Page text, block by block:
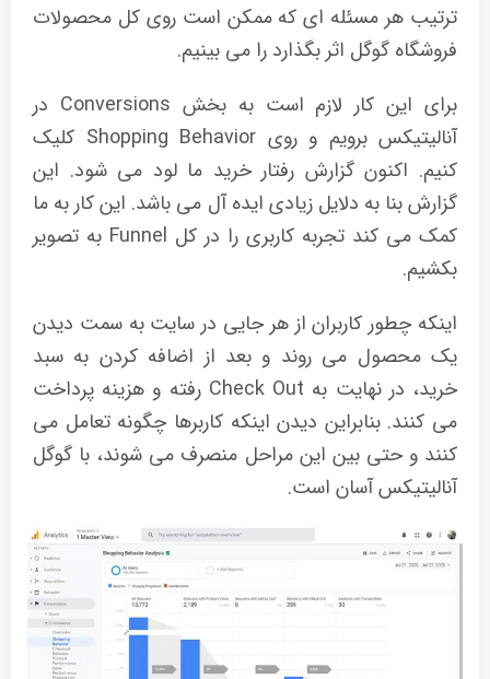
ترتیب هر مسئله ای که ممکن است روی کل محصولات
فروشگاه گوگل اثر بگذارد را می بینیم.
برای این کار لازم است به بخش Conversions در
آنالیتیکس برویم و روی Shopping Behavior کلیک
کنیم. اکنون گزارش رفتار خرید ما لود می شود. این
گزارش بنا به دلایل زیادی ایده آل می باشد. این کار به ما
کمک می کند تجربه کاربری را در کل Funnel به تصویر
بکشیم.
اینکه چطور کاربران از هر جایی در سایت به سمت دیدن
یک محصول می روند و بعد از اضافه کردن به سبد
خرید، در نهایت به Check Out رفته و هزینه پرداخت
می کنند. بنابراین دیدن اینکه کاربرها چگونه تعامل می
کنند و حتی بین این مراحل منصرف می شوند، با گوگل
آنالیتیکس آسان است.